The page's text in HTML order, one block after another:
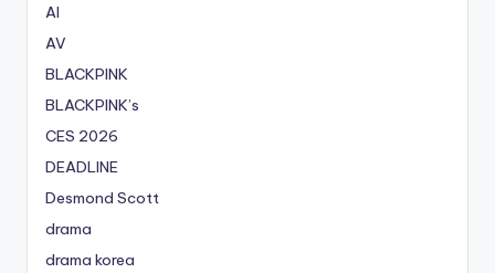
AI
AV
BLACKPINK
BLACKPINK’s
CES 2026
DEADLINE
Desmond Scott
drama
drama korea